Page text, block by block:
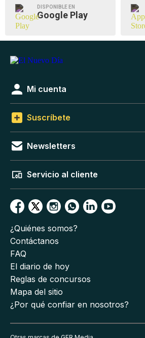
DISPONIBLE EN
Google Play
Mi cuenta
Suscríbete
Newsletters
Servicio al cliente
¿Quiénes somos?
Contáctanos
FAQ
El diario de hoy
Reglas de concursos
Mapa del sitio
¿Por qué confiar en nosotros?